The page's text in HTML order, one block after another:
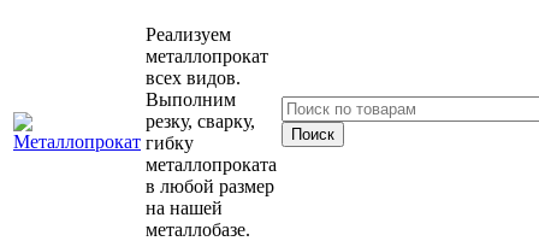
Реализуем
металлопрокат
всех видов.
Выполним
резку, сварку,
гибку
металлопроката
в любой размер
на нашей
металлобазе.